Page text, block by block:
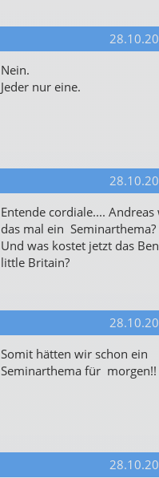
Nein.
Jeder nur eine.
Entende cordiale.... Andreas
das mal ein Seminarthema?
Und was kostet jetzt das
little Britain?
Somit hätten wir schon ein
Seminarthema für morgen!!